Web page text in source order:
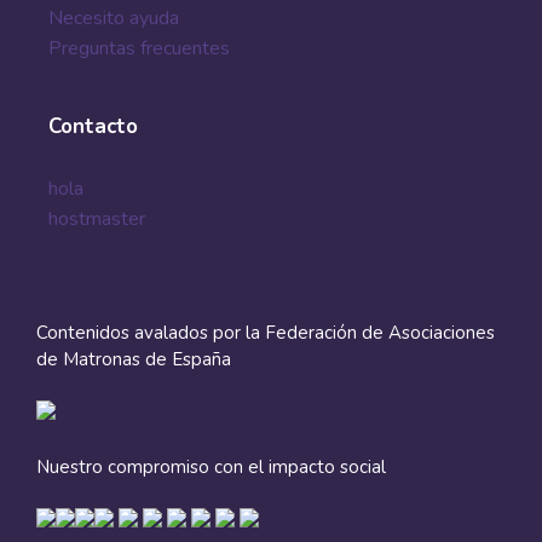
Necesito ayuda
Preguntas frecuentes
Contacto
hola
hostmaster
Contenidos avalados por la Federación de Asociaciones
de Matronas de España
Nuestro compromiso con el impacto social